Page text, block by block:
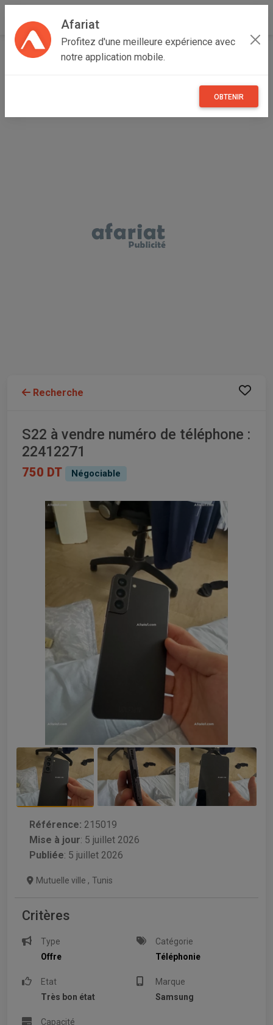
Afariat
Profitez d'une meilleure expérience avec
notre application mobile.
OBTENIR
Accueil Multimedia Grand Tunis
S22 à vendre numéro de téléphone : 22412271
Recherche
S22 à vendre numéro de téléphone :
22412271
750 DT Négociable
Référence: 215019
Mise à jour: 5 juillet 2026
Publiée: 5 juillet 2026
Mutuelle ville , Tunis
Critères
Type
Offre
Catégorie
Téléphonie
Etat
Très bon état
Marque
Samsung
Capacité